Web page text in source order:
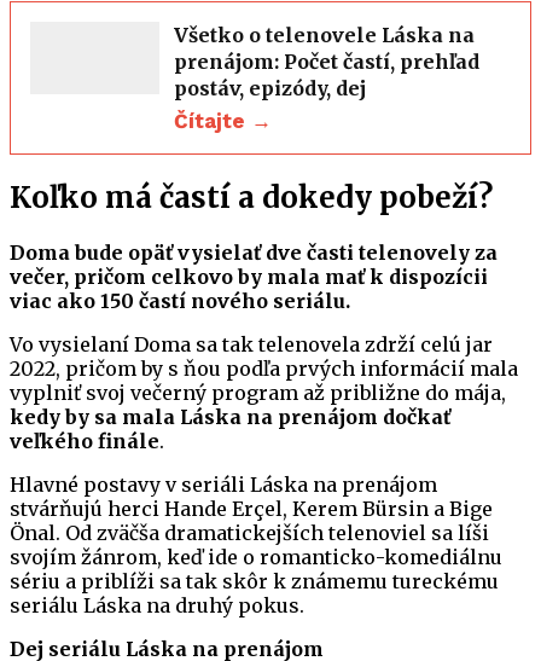
Všetko o telenovele Láska na
prenájom: Počet častí, prehľad
postáv, epizódy, dej
Čítajte →
Koľko má častí a dokedy pobeží?
Doma bude opäť vysielať dve časti telenovely za
večer, pričom celkovo by mala mať k dispozícii
viac ako 150 častí nového seriálu.
Vo vysielaní Doma sa tak telenovela zdrží celú jar
2022, pričom by s ňou podľa prvých informácií mala
vyplniť svoj večerný program až približne do mája,
kedy by sa mala Láska na prenájom dočkať
veľkého finále.
Hlavné postavy v seriáli Láska na prenájom
stvárňujú herci Hande Erçel, Kerem Bürsin a Bige
Önal. Od zväčša dramatickejších telenoviel sa líši
svojím žánrom, keď ide o romanticko-komediálnu
sériu a priblíži sa tak skôr k známemu tureckému
seriálu Láska na druhý pokus.
Dej seriálu Láska na prenájom